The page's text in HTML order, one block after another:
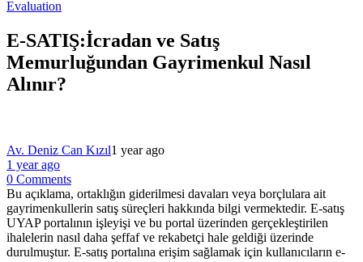
Evaluation
E-SATIŞ:İcradan ve Satış
Memurluğundan Gayrimenkul Nasıl
Alınır?
Av. Deniz Can Kızıl1 year ago
1 year ago
0 Comments
Bu açıklama, ortaklığın giderilmesi davaları veya borçlulara ait
gayrimenkullerin satış süreçleri hakkında bilgi vermektedir. E-satış
UYAP portalının işleyişi ve bu portal üzerinden gerçekleştirilen
ihalelerin nasıl daha şeffaf ve rekabetçi hale geldiği üzerinde
durulmuştur. E-satış portalına erişim sağlamak için kullanıcıların e-